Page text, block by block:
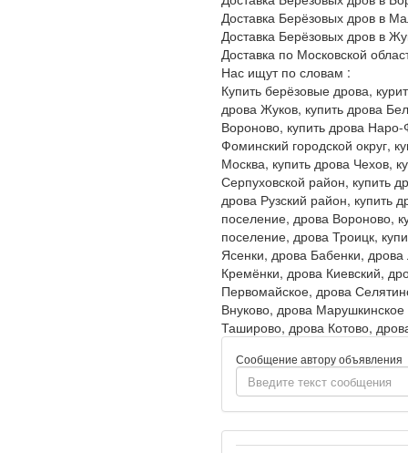
Доставка Берёзовых дров в
Доставка Берёзовых дров в
Доставка по Московской
Нас ищут по словам :
Купить берёзовые дрова,
дрова Жуков, купить дрова
Вороново, купить дрова
Фоминский городской округ,
Москва, купить дрова Чехов,
Серпуховской район, купить
дрова Рузский район, купить
поселение, дрова Вороново,
поселение, дрова Троицк,
Ясенки, дрова Бабенки,
Кремёнки, дрова Киевский,
Первомайское, дрова
Внуково, дрова Марушкинское
Таширово, дрова Котово,
Сообщение автору объявления